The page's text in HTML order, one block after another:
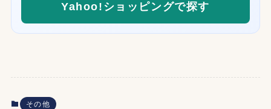
Yahoo!ショッピングで探す
その他